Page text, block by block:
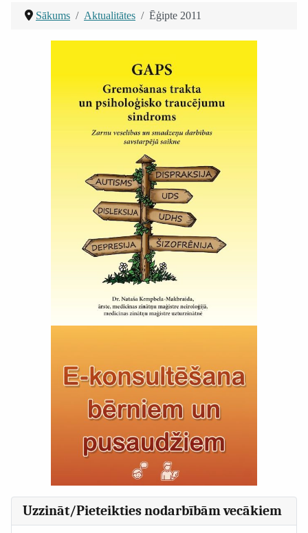
Sākums Aktualitātes Ēģipte 2011
Uzzināt/Pieteikties nodarbībām vecākiem